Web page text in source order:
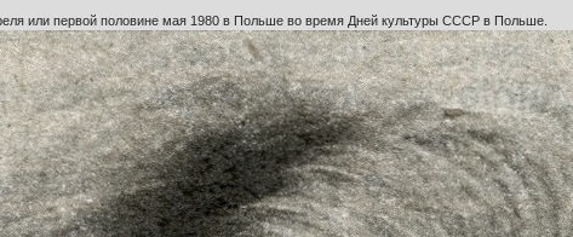
или первой половине мая 1980 в Польше во время Дней культуры СССР в Польше.